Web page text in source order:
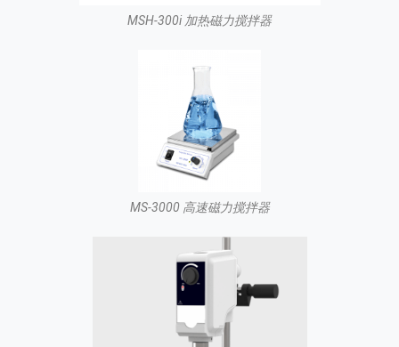
MSH-300i 加热磁力搅拌器
MS-3000 高速磁力搅拌器